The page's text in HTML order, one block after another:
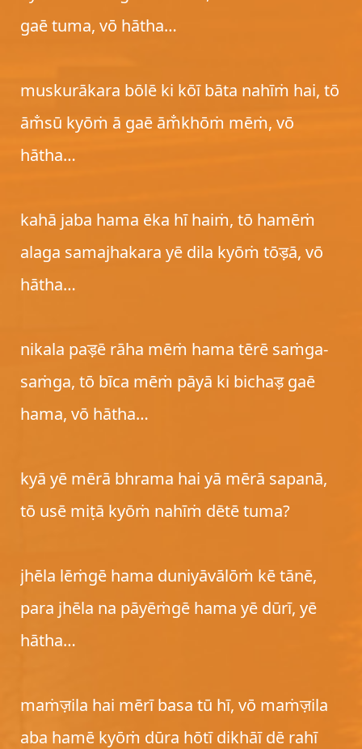
gaē tuma, vō hātha…
muskurākara bōlē ki kōī bāta nahīṁ hai, tō
ām̐sū kyōṁ ā gaē ām̐khōṁ mēṁ, vō
hātha…
kahā jaba hama ēka hī haiṁ, tō hamēṁ
alaga samajhakara yē dila kyōṁ tōड़ā, vō
hātha…
nikala paड़ē rāha mēṁ hama tērē saṁga-
saṁga, tō bīca mēṁ pāyā ki bichaड़ gaē
hama, vō hātha…
kyā yē mērā bhrama hai yā mērā sapanā,
tō usē miṭā kyōṁ nahīṁ dētē tuma?
jhēla lēṁgē hama duniyāvālōṁ kē tānē,
para jhēla na pāyēṁgē hama yē dūrī, yē
hātha…
maṁज़ila hai mērī basa tū hī, vō maṁज़ila
aba hamē kyōṁ dūra hōtī dikhāī dē rahī